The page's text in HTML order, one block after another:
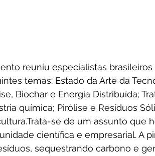
reuniu especialistas
temas: Estado da Arte da
Biochar e Energia Distribuída;
química; Pirólise e Resíduos
se de um assunto que
científica e empresarial. A
sequestrando carbono e